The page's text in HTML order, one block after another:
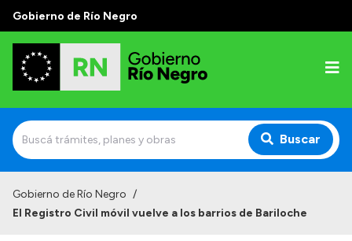
Gobierno de Río Negro
Buscar
Gobierno de Río Negro /
El Registro Civil móvil vuelve a los barrios de Bariloche